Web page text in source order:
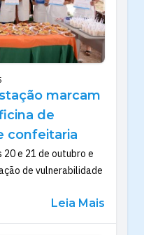
marcam
de
confeitaria
e 21 de outubro e
de vulnerabilidade
Leia Mais